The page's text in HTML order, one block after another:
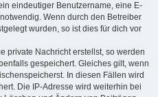
eindeutiger Benutzername, eine E-
Wenn durch den Betreiber
wurden, so ist dies für dich vor
private Nachricht erstellst, so werden
gespeichert. Gleiches gilt, wenn
In diesen Fällen wird
Die IP-Adresse wird weiterhin bei